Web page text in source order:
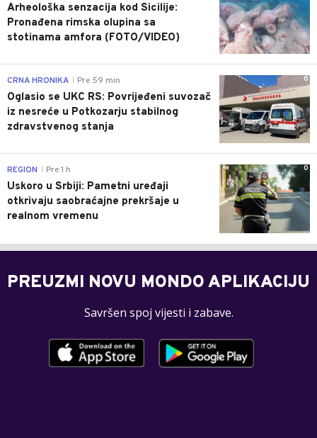
Arheološka senzacija kod Sicilije:
Pronađena rimska olupina sa
stotinama amfora (FOTO/VIDEO)
0
CRNA HRONIKA Pre 59 min
Oglasio se UKC RS: Povrijeđeni suvozač
iz nesreće u Potkozarju stabilnog
zdravstvenog stanja
0
REGION Pre 1 h
Uskoro u Srbiji: Pametni uređaji
otkrivaju saobraćajne prekršaje u
realnom vremenu
PREUZMI NOVU MONDO APLIKACIJU
Savršen spoj vijesti i zabave.